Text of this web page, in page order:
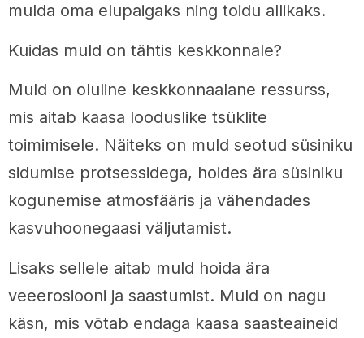
mulda oma elupaigaks ning toidu allikaks.
Kuidas muld on tähtis keskkonnale?
Muld on oluline keskkonnaalane ressurss,
mis aitab kaasa looduslike tsüklite
toimimisele. Näiteks on muld seotud süsiniku
sidumise protsessidega, hoides ära süsiniku
kogunemise atmosfääris ja vähendades
kasvuhoonegaasi väljutamist.
Lisaks sellele aitab muld hoida ära
veeerosiooni ja saastumist. Muld on nagu
käsn, mis võtab endaga kaasa saasteaineid